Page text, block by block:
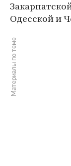
Одесской и
Материалы по теме